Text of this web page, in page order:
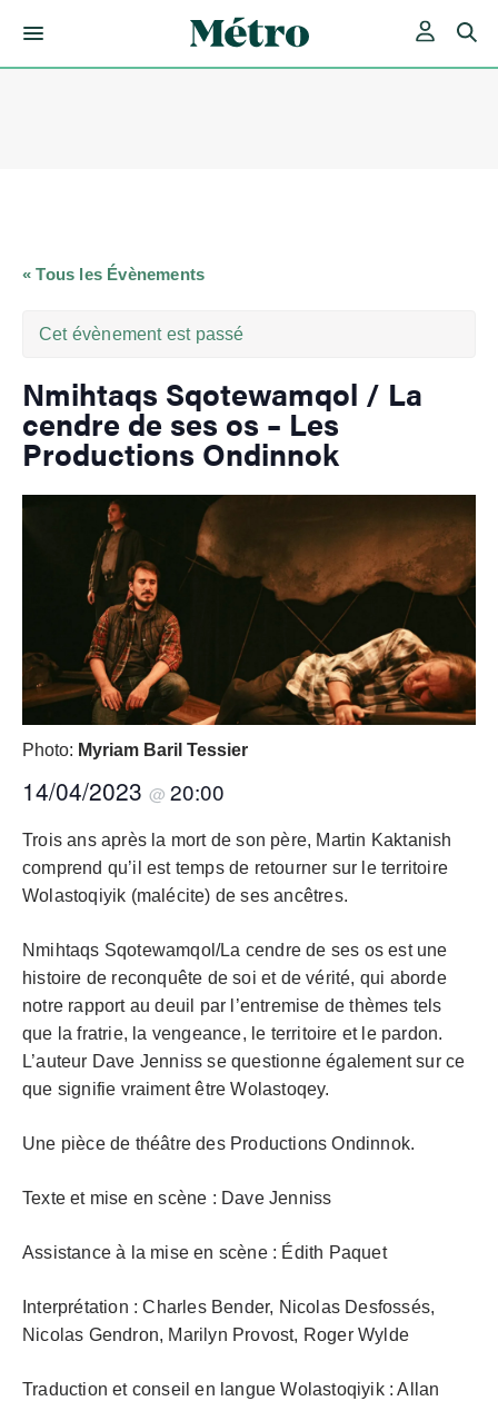
« Tous les Évènements
Cet évènement est passé
Nmihtaqs Sqotewamqol / La
cendre de ses os – Les
Productions Ondinnok
Photo: Myriam Baril Tessier
14/04/2023 @ 20:00
Trois ans après la mort de son père, Martin Kaktanish
comprend qu’il est temps de retourner sur le territoire
Wolastoqiyik (malécite) de ses ancêtres.
Nmihtaqs Sqotewamqol/La cendre de ses os est une
histoire de reconquête de soi et de vérité, qui aborde
notre rapport au deuil par l’entremise de thèmes tels
que la fratrie, la vengeance, le territoire et le pardon.
L’auteur Dave Jenniss se questionne également sur ce
que signifie vraiment être Wolastoqey.
Une pièce de théâtre des Productions Ondinnok.
Texte et mise en scène : Dave Jenniss
Assistance à la mise en scène : Édith Paquet
Interprétation : Charles Bender, Nicolas Desfossés,
Nicolas Gendron, Marilyn Provost, Roger Wylde
Traduction et conseil en langue Wolastoqiyik : Allan